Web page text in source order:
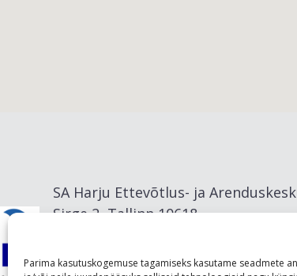
Parima kasutuskogemuse tagamiseks kasutame seadmete
SA Harju Ettevõtlus- ja
Sirge 2, Tallinn 10618